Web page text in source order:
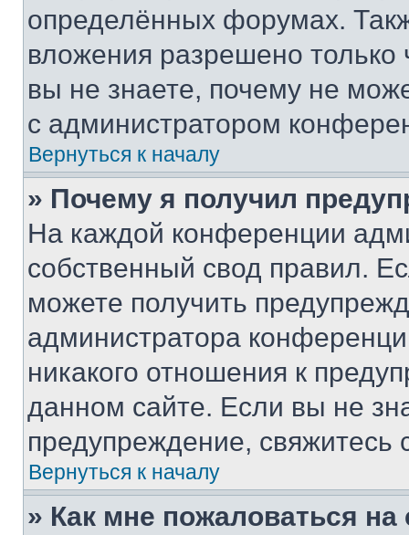
определённых форумах.
вложения разрешено
вы не знаете, почему не
с администратором
Вернуться к началу
» Почему я получил
На каждой конференции
собственный свод правил.
можете получить
администратора
никакого отношения к
данном сайте. Если вы не
предупреждение,
Вернуться к началу
» Как мне пожаловаться